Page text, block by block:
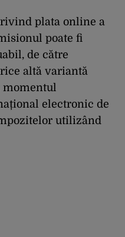
plata online a
poate fi
de către
altă variantă
momentul
electronic de
utilizând